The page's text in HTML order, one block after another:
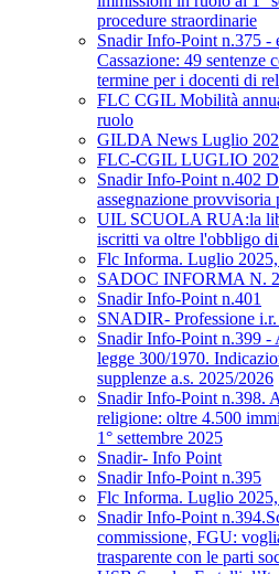
procedure straordinarie
Snadir Info-Point n.375 -
Cassazione: 49 sentenze
termine per i docenti di
FLC CGIL Mobilità
ruolo
GILDA News Luglio
FLC-CGIL LUGLIO
Snadir Info-Point n.402
assegnazione provvisoria
UIL SCUOLA RUA:la
iscritti va oltre l'obbligo
Flc Informa. Luglio
SADOC INFORMA N.
Snadir Info-Point n.401
SNADIR- Professione
Snadir Info-Point n.399 -
legge 300/1970.
supplenze a.s. 2025/2026
Snadir Info-Point n.398.
religione: oltre 4.500
1° settembre 2025
Snadir- Info Point
Snadir Info-Point n.395
Flc Informa. Luglio 2025,
Snadir Info-Point
commissione, FGU:
trasparente con le parti